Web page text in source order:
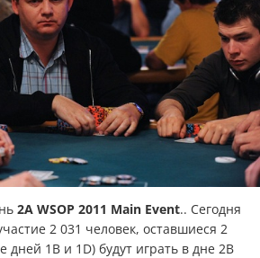
2A WSOP 2011 Main Event.. Сегодня
2 031 человек, оставшиеся 2
1B и 1D) будут играть в дне 2B